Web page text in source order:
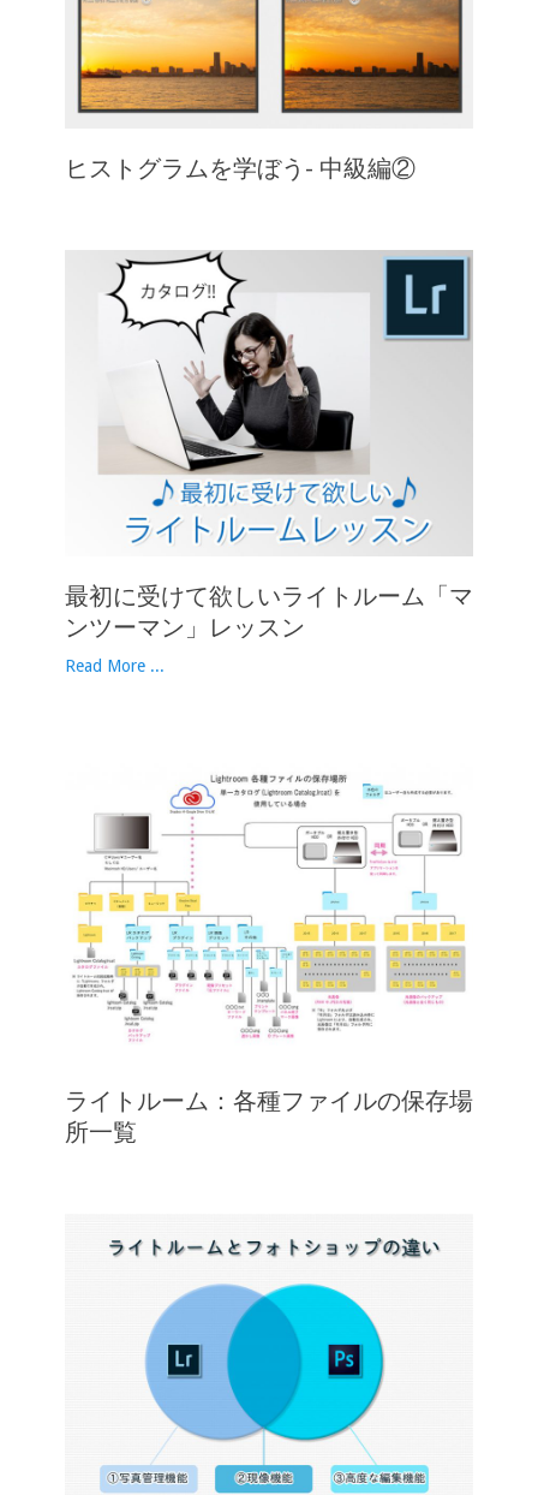
ヒストグラムを学ぼう- 中級編②
最初に受けて欲しいライトルーム「マ
ンツーマン」レッスン
Read More ...
ライトルーム：各種ファイルの保存場
所一覧